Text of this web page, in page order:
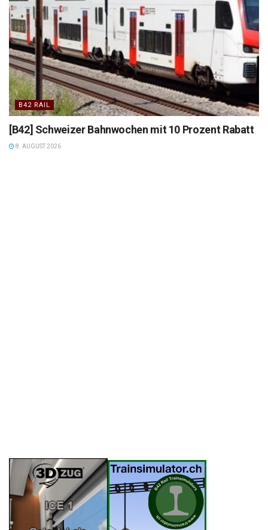
B42 RAIL
[B42] Schweizer Bahnwochen mit 10 Prozent Rabatt
8. AUGUST 2026